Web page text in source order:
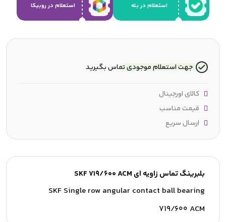
استعلام در بله استعلام در روبیکا
بلبرینگ تماس زاویه ای SKF 719/600 ACM
SKF Single row angular contact ball bearing
719/600 ACM
جهت استعلام موجودی تماس بگیرید
کالای اورجینال
قیمت مناسب
ارسال سریع